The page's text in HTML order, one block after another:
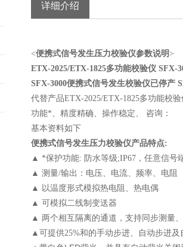
详细介绍
<便携式信号发生压力校验仪参数说明>
ETX-2025/ETX-1825多功能校验仪 SFX-
SFX-3000便携式信号发生校验仪已停产
代替产品ETX-2025/ETX-1825多功能校验
功能*、精度精确、操作稳定、 咨询：
基本资料如下
便携式信号发生压力校验仪产品特点:
▲ *保护功能: 防水等级;IP67 ， 任意信号
▲ 测量/输出：电压、电流、频率、电阻
▲ 以温度形式模拟热电阻、热电偶
▲ 可模拟二线制变送器
▲ 两个相互隔离的通道，支持同步测量
▲ 可提供25%和的手动步进、自动步进